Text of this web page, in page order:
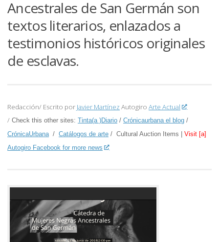
Ancestrales de San Germán son
textos literarios, enlazados a
testimonios históricos originales
de esclavas.
Redacción/ Escrito por Javier Martínez Autogiro Arte Actual
/ Check this other sites: Tinta(a )Diario / Crónicaurbana el blog /
CrónicaUrbana / Catálogos de arte / Cultural Auction Items | Visit [a]
Autogiro Facebook for more news